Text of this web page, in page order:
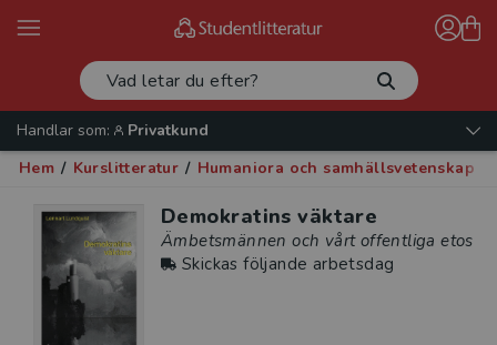
Handlar som:
Privatkund
Hem / Kurslitteratur / Humaniora och samhällsvetenskap
Demokratins väktare
Ämbetsmännen och vårt offentliga etos
Skickas följande arbetsdag